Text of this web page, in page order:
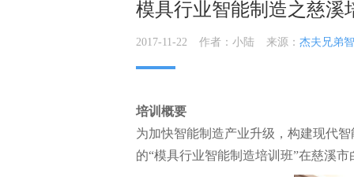
模具行业智能制造之慈溪
2017-11-22 作者：小陆 来源： 杰夫兄弟
培训概要
为加快智能制造产业升级，构建现代
的“模具行业智能制造培训班”在慈溪